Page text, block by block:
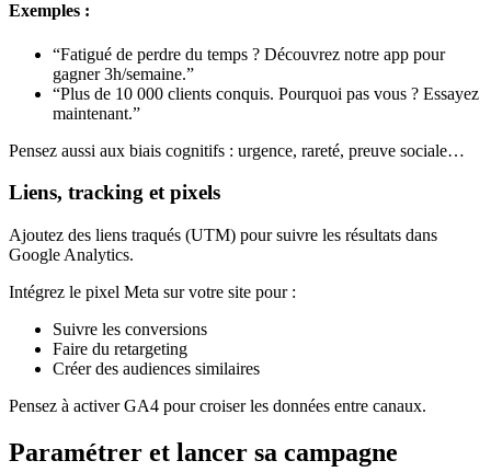
Exemples :
“Fatigué de perdre du temps ? Découvrez notre app pour
gagner 3h/semaine.”
“Plus de 10 000 clients conquis. Pourquoi pas vous ? Essayez
maintenant.”
Pensez aussi aux biais cognitifs : urgence, rareté, preuve sociale…
Liens, tracking et pixels
Ajoutez des liens traqués (UTM) pour suivre les résultats dans
Google Analytics.
Intégrez le pixel Meta sur votre site pour :
Suivre les conversions
Faire du retargeting
Créer des audiences similaires
Pensez à activer GA4 pour croiser les données entre canaux.
Paramétrer et lancer sa campagne